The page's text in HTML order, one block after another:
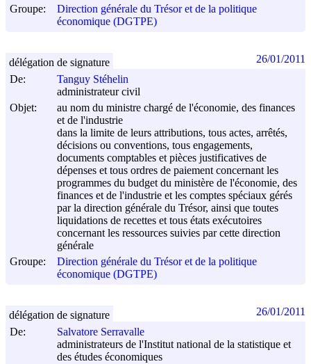
Groupe:
Direction générale du Trésor et de la politique
économique (DGTPE)
De:
Tanguy Stéhelin
administrateur civil
Objet:
au nom du ministre chargé de l'économie, des finances
et de l'industrie
dans la limite de leurs attributions, tous actes, arrêtés,
décisions ou conventions, tous engagements,
documents comptables et pièces justificatives de
dépenses et tous ordres de paiement concernant les
programmes du budget du ministère de l'économie, des
finances et de l'industrie et les comptes spéciaux gérés
par la direction générale du Trésor, ainsi que toutes
liquidations de recettes et tous états exécutoires
concernant les ressources suivies par cette direction
générale
Groupe:
Direction générale du Trésor et de la politique
économique (DGTPE)
délégation de signature 26/01/2011
De:
Salvatore Serravalle
administrateurs de l'Institut national de la statistique et
des études économiques
délégation de signature 26/01/2011